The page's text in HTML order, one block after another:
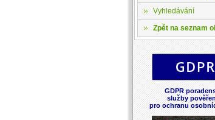
Vyhledávání
Zpět na seznam
GDPR
služby
pro ochranu